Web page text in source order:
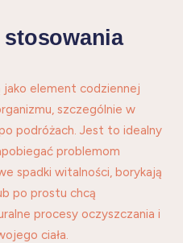
stosowania
jako element codziennej
szczególnie w
podróżach. Jest to idealny
problemom
spadki witalności, borykają
po prostu chcą
procesy oczyszczania i
ciała.